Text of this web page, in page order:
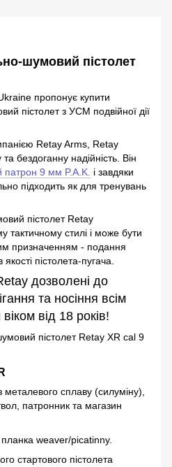
шумовий пістолет
пропонує купити
пістолет з УСМ подвійної дії
Retay Arms, Retay
бездоганну надійність. Він
патрон 9 мм P.A.K. і завдяки
підходить як для тренувань
пістолет Retay
тактичному стилі і може бути
призначенням - подання
пістолета-пугача.
дозволені до
та носіння всім
від 18 років!
металевого сплаву (силуміну),
патронник та магазин
weaver/picatinny.
стартового пістолета